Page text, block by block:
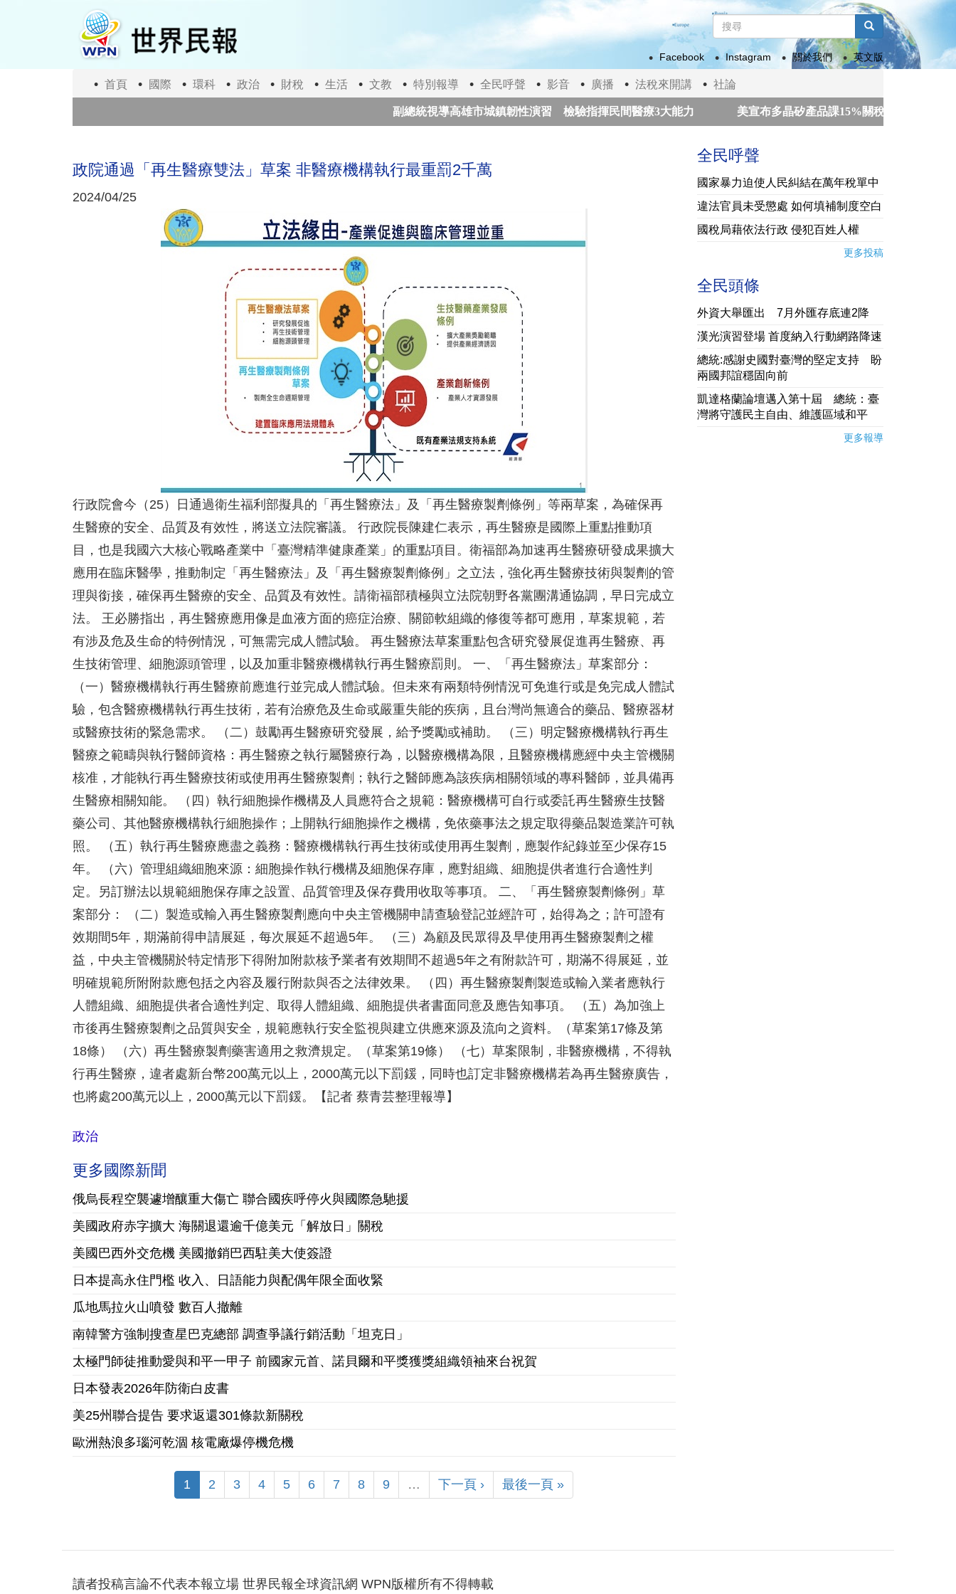
搜
尋
表
單
搜尋
Facebook
Instagram 關於我們 英文版
首頁 國際 環科 政治 財稅 生活 文教 特別報導 全民呼聲 影音 廣播 法稅來開講 社論
副總統視導高雄市城鎮韌性演習 檢驗指揮民間醫療3大能力 美宣布多晶矽產品課15%關稅 政院：我國多適用
政院通過「再生醫療雙法」草案 非醫療機構執行最重罰2千萬
2024/04/25
行政院會今（25）日通過衛生福利部擬具的「再生醫療法」及「再生醫療製劑條例」等兩草案，為確保再
生醫療的安全、品質及有效性，將送立法院審議。 行政院長陳建仁表示，再生醫療是國際上重點推動項
目，也是我國六大核心戰略產業中「臺灣精準健康產業」的重點項目。衛福部為加速再生醫療研發成果擴大
應用在臨床醫學，推動制定「再生醫療法」及「再生醫療製劑條例」之立法，強化再生醫療技術與製劑的管
理與銜接，確保再生醫療的安全、品質及有效性。請衛福部積極與立法院朝野各黨團溝通協調，早日完成立
法。 王必勝指出，再生醫療應用像是血液方面的癌症治療、關節軟組織的修復等都可應用，草案規範，若
有涉及危及生命的特例情況，可無需完成人體試驗。 再生醫療法草案重點包含研究發展促進再生醫療、再
生技術管理、細胞源頭管理，以及加重非醫療機構執行再生醫療罰則。 一、「再生醫療法」草案部分：
（一）醫療機構執行再生醫療前應進行並完成人體試驗。但未來有兩類特例情況可免進行或是免完成人體試
驗，包含醫療機構執行再生技術，若有治療危及生命或嚴重失能的疾病，且台灣尚無適合的藥品、醫療器材
或醫療技術的緊急需求。 （二）鼓勵再生醫療研究發展，給予獎勵或補助。 （三）明定醫療機構執行再生
醫療之範疇與執行醫師資格：再生醫療之執行屬醫療行為，以醫療機構為限，且醫療機構應經中央主管機關
核准，才能執行再生醫療技術或使用再生醫療製劑；執行之醫師應為該疾病相關領域的專科醫師，並具備再
生醫療相關知能。 （四）執行細胞操作機構及人員應符合之規範：醫療機構可自行或委託再生醫療生技醫
藥公司、其他醫療機構執行細胞操作；上開執行細胞操作之機構，免依藥事法之規定取得藥品製造業許可執
照。 （五）執行再生醫療應盡之義務：醫療機構執行再生技術或使用再生製劑，應製作紀錄並至少保存15
年。 （六）管理組織細胞來源：細胞操作執行機構及細胞保存庫，應對組織、細胞提供者進行合適性判
定。另訂辦法以規範細胞保存庫之設置、品質管理及保存費用收取等事項。 二、「再生醫療製劑條例」草
案部分： （二）製造或輸入再生醫療製劑應向中央主管機關申請查驗登記並經許可，始得為之；許可證有
效期間5年，期滿前得申請展延，每次展延不超過5年。 （三）為顧及民眾得及早使用再生醫療製劑之權
益，中央主管機關於特定情形下得附加附款核予業者有效期間不超過5年之有附款許可，期滿不得展延，並
明確規範所附附款應包括之內容及履行附款與否之法律效果。 （四）再生醫療製劑製造或輸入業者應執行
人體組織、細胞提供者合適性判定、取得人體組織、細胞提供者書面同意及應告知事項。 （五）為加強上
市後再生醫療製劑之品質與安全，規範應執行安全監視與建立供應來源及流向之資料。（草案第17條及第
18條） （六）再生醫療製劑藥害適用之救濟規定。（草案第19條） （七）草案限制，非醫療機構，不得執
行再生醫療，違者處新台幣200萬元以上，2000萬元以下罰鍰，同時也訂定非醫療機構若為再生醫療廣告，
也將處200萬元以上，2000萬元以下罰鍰。【記者 蔡青芸整理報導】
政治
更多國際新聞
俄烏長程空襲遽增釀重大傷亡 聯合國疾呼停火與國際急馳援
美國政府赤字擴大 海關退還逾千億美元「解放日」關稅
美國巴西外交危機 美國撤銷巴西駐美大使簽證
日本提高永住門檻 收入、日語能力與配偶年限全面收緊
瓜地馬拉火山噴發 數百人撤離
南韓警方強制搜查星巴克總部 調查爭議行銷活動「坦克日」
太極門師徒推動愛與和平一甲子 前國家元首、諾貝爾和平獎獲獎組織領袖來台祝賀
日本發表2026年防衛白皮書
美25州聯合提告 要求返還301條款新關稅
歐洲熱浪多瑙河乾涸 核電廠爆停機危機
1 2 3 4 5 6 7 8 9 … 下一頁 › 最後一頁 »
全民呼聲
國家暴力迫使人民糾結在萬年稅單中
違法官員未受懲處 如何填補制度空白
國稅局藉依法行政 侵犯百姓人權
更多投稿
全民頭條
外資大舉匯出 7月外匯存底連2降
漢光演習登場 首度納入行動網路降速
總統:感謝史國對臺灣的堅定支持 盼
兩國邦誼穩固向前
凱達格蘭論壇邁入第十屆 總統：臺
灣將守護民主自由、維護區域和平
更多報導
讀者投稿言論不代表本報立場 世界民報全球資訊網 WPN版權所有不得轉載